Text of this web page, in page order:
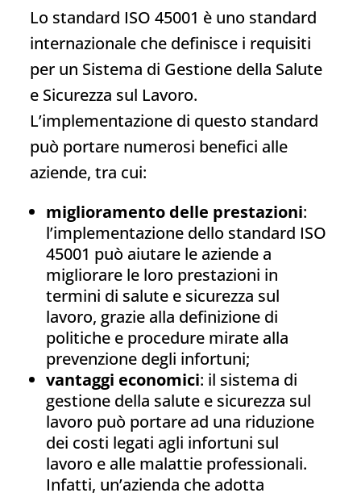
Lo standard ISO 45001 è uno standard
internazionale che definisce i requisiti
per un Sistema di Gestione della Salute
e Sicurezza sul Lavoro.
L’implementazione di questo standard
può portare numerosi benefici alle
aziende, tra cui:
miglioramento delle prestazioni:
l’implementazione dello standard ISO
45001 può aiutare le aziende a
migliorare le loro prestazioni in
termini di salute e sicurezza sul
lavoro, grazie alla definizione di
politiche e procedure mirate alla
prevenzione degli infortuni;
vantaggi economici: il sistema di
gestione della salute e sicurezza sul
lavoro può portare ad una riduzione
dei costi legati agli infortuni sul
lavoro e alle malattie professionali.
Infatti, un’azienda che adotta